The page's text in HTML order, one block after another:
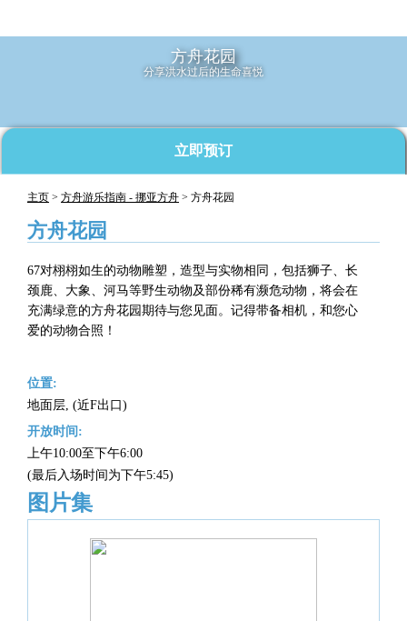
方舟花园
分享洪水过后的生命喜悦
立即预订
主页 > 方舟游乐指南 - 挪亚方舟 > 方舟花园
方舟花园
67对栩栩如生的动物雕塑，造型与实物相同，包括狮子、长
颈鹿、大象、河马等野生动物及部份稀有濒危动物，将会在
充满绿意的方舟花园期待与您见面。记得带备相机，和您心
爱的动物合照！
位置:
地面层, (近F出口)
开放时间:
上午10:00至下午6:00
(最后入场时间为下午5:45)
图片集